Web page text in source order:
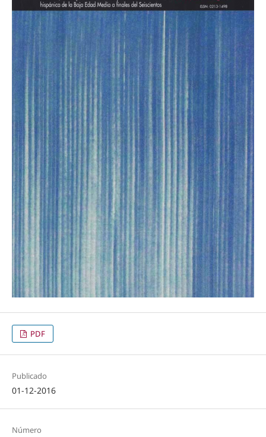
PDF
Publicado
01-12-2016
Número